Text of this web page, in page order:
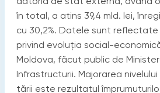
în total, a atins 39,4 mld. lei,
cu 30,2%. Datele sunt reflectate
privind evoluția social-
Moldova, făcut public de
Infrastructurii. Majorarea
țării este rezultatul